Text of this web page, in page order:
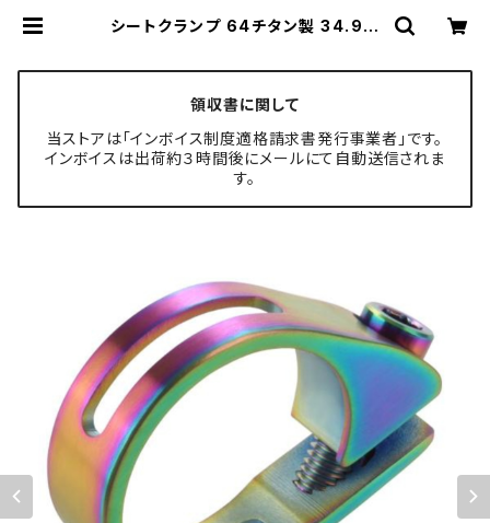
シートクランプ 64チタン製 34.9m
ASTER ボルト専門店
領収書に関して
当ストアは「インボイス制度適格請求書発行事業者」です。
インボイスは出荷約３時間後にメールにて自動送信されま
す。